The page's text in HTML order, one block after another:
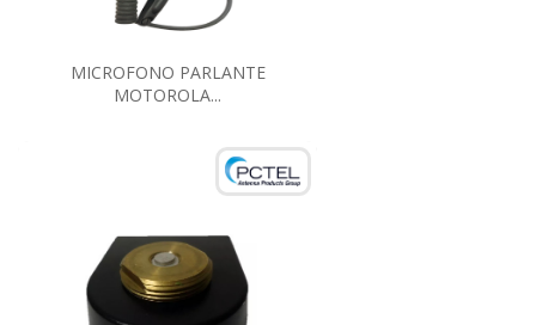
MICROFONO PARLANTE
MOTOROLA...